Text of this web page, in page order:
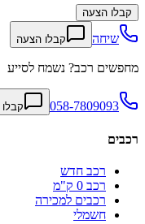
קבלו הצעה
שיחה קבלו הצעה
מחפשים רכב? נשמח לסייע
058-7809093
רכבים
רכב חדש
רכב 0 ק"מ
רכבים למכירה
חשמלי